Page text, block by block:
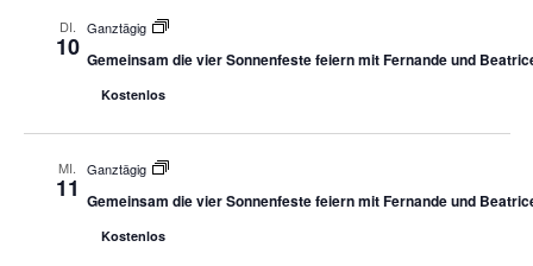
DI.
10
Ganztägig
Gemeinsam die vier Sonnenfeste feiern mit Fernande und
Kostenlos
MI.
11
Ganztägig
Gemeinsam die vier Sonnenfeste feiern mit Fernande und
Kostenlos